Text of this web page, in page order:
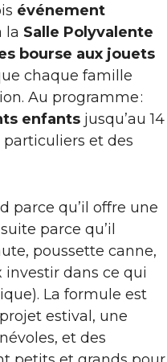
événement
la Salle Polyvalente
bourse aux jouets
chaque famille
Au programme :
enfants jusqu’au 14
particuliers et des
parce qu’il offre une
parce qu’il
poussette canne,
dans ce qui
La formule est
estival, une
et des